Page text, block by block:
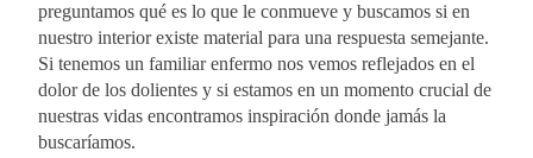
preguntamos qué es lo que le conmueve y buscamos si en
nuestro interior existe material para una respuesta semejante.
Si tenemos un familiar enfermo nos vemos reflejados en el
dolor de los dolientes y si estamos en un momento crucial de
nuestras vidas encontramos inspiración donde jamás la
buscaríamos.